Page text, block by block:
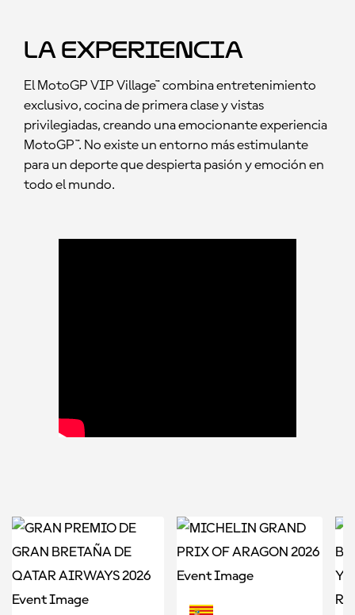
La Experiencia
El MotoGP VIP Village™ combina entretenimiento
exclusivo, cocina de primera clase y vistas
privilegiadas, creando una emocionante experiencia
MotoGP™. No existe un entorno más estimulante
para un deporte que despierta pasión y emoción en
todo el mundo.